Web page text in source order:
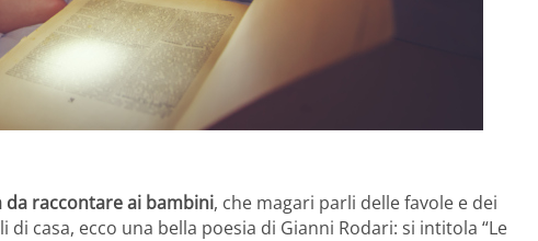
da raccontare ai bambini, che magari parli delle favole e dei
casa, ecco una bella poesia di Gianni Rodari: si intitola “Le